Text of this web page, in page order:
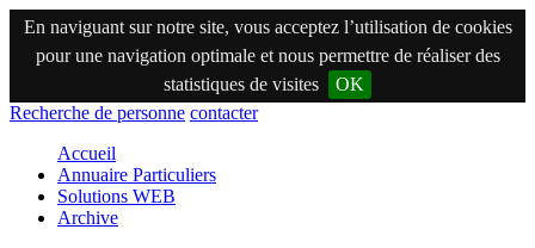
En naviguant sur notre site, vous acceptez l’utilisation de cookies
pour une navigation optimale et nous permettre de réaliser des
statistiques de visites
OK
Recherche de personne contacter
Accueil
Annuaire Particuliers
Solutions WEB
Archive